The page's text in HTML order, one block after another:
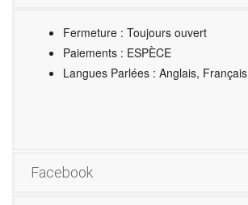
Fermeture : Toujours ouvert
Paiements : ESPÈCE
Langues Parlées : Anglais, Français
Facebook